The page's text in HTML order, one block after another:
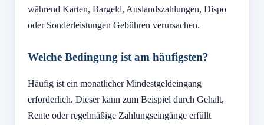
während Karten, Bargeld, Auslandszahlungen, Dispo
oder Sonderleistungen Gebühren verursachen.
Welche Bedingung ist am häufigsten?
Häufig ist ein monatlicher Mindestgeldeingang
erforderlich. Dieser kann zum Beispiel durch Gehalt,
Rente oder regelmäßige Zahlungseingänge erfüllt